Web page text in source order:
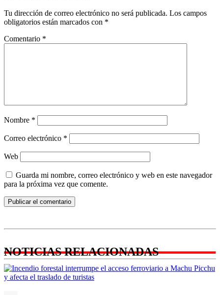
Tu dirección de correo electrónico no será publicada. Los campos
obligatorios están marcados con *
Comentario *
Nombre *
Correo electrónico *
Web
Guarda mi nombre, correo electrónico y web en este navegador
para la próxima vez que comente.
NOTICIAS RELACIONADAS